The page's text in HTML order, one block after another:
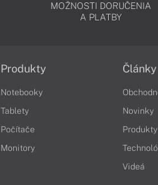
MOŽNOSTI DORUČENIA
A PLATBY
Produkty
Notebooky
Tablety
Počítače
Monitory
Články
Novinky
Produkty
Videá